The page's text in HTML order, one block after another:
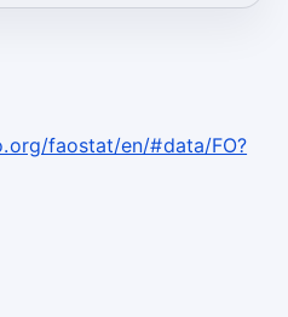
faostat/en/#data/FO?